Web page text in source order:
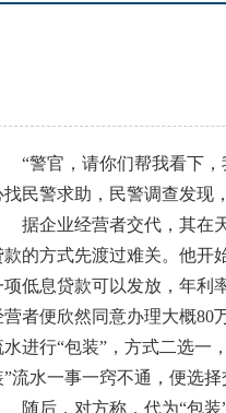
警官，请你们帮我看下，
找民警求助，民警调查发现
企业经营者交代，其在天
款的方式先渡过难关。他开
项低息贷款可以发放，年利
营者便欣然同意办理大概80
水进行“包装”，方式二选一
”流水一事一窍不通，便选择
后，对方称，代为“包装”